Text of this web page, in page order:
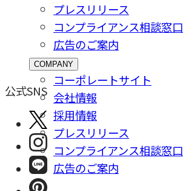
プレスリリース
コンプライアンス相談窓⼝
広告のご案内
COMPANY
コーポレートサイト
会社情報
採⽤情報
プレスリリース
コンプライアンス相談窓⼝
広告のご案内
公式SNS